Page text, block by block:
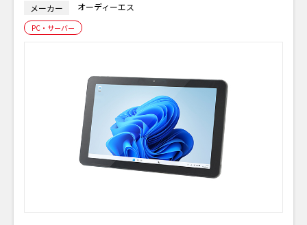
メーカー オーディーエス
PC・サーバー